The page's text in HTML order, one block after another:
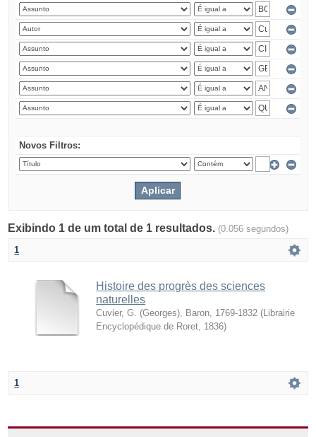
Novos Filtros:
Exibindo 1 de um total de 1 resultados. (0.056 segundos)
1
Histoire des progrès des sciences
naturelles
Cuvier, G. (Georges), Baron, 1769-1832 ( Librairie
Encyclopédique de Roret 1836)
1